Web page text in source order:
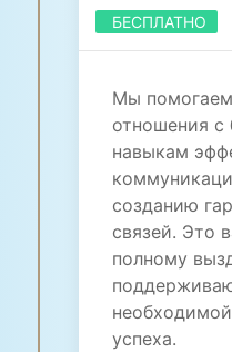
БЕСПЛАТНО
Мы помогаем
отношения с
навыкам
созданию
связей. Это
полному
успеха.